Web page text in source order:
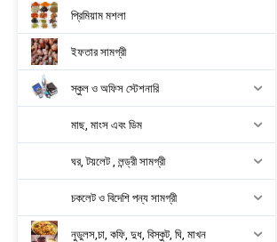
প্রিমিয়াম মশলা
ইফতার সামগ্রী
স্কুল ও অফিস স্টেশনারি
মাছ, মাংস এবং ডিম
ঘর, টয়লেট , লন্ড্রী সামগ্রী
চকলেট ও বিদেশি পন্য সামগ্রী
নুডুলস,চা, কফি, দুধ, বিস্কুট, ঘি, মাখন